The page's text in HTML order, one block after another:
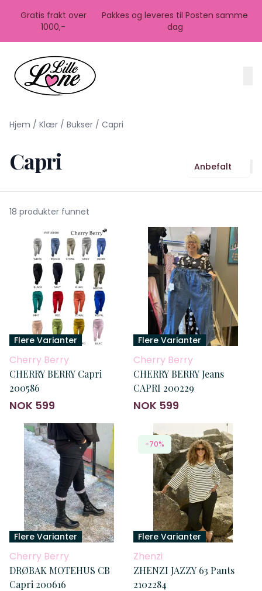
Gratis frakt over
1000,-
Pakkes og leveres til Posten samme
dag
Hjem / Klær / Bukser / Capri
Capri Anbefalt
18 produkter funnet
Flere Varianter
Cherry Berry
CHERRY BERRY Capri
200586
NOK 599
Flere Varianter
Cherry Berry
CHERRY BERRY Jeans
CAPRI 200229
NOK 599
Flere Varianter
Cherry Berry
DRØBAK MOTEHUS CB
Capri 200616
-70%
Flere Varianter
Zhenzi
ZHENZI JAZZY 63 Pants
2102284